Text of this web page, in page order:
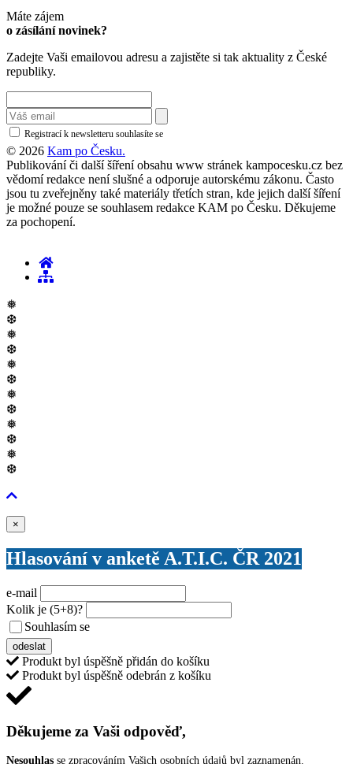
Máte zájem
o zásílání novinek?
Zadejte Vaši emailovou adresu a zajistěte si tak aktuality z České
republiky.
Registrací k newsletteru souhlasíte se
© 2026 Kam po Česku.
Publikování či další šíření obsahu www stránek kampocesku.cz bez
vědomí redakce není slušné a odporuje autorskému zákonu. Často
jsou tu zveřejněny také materiály třetích stran, kde jejich další šíření
je možné pouze se souhlasem redakce KAM po Česku. Děkujeme
za pochopení.
❅
❆
❅
❆
❅
❆
❅
❆
❅
❆
❅
❆
×
Hlasování v anketě A.T.I.C. ČR 2021
e-mail
Kolik je (5+8)?
Souhlasím se
odeslat
Produkt byl úspěšně přidán do košíku
Produkt byl úspěšně odebrán z košíku
Děkujeme za Vaši odpověď,
Nesouhlas se zpracováním Vašich osobních údajů byl zaznamenán.